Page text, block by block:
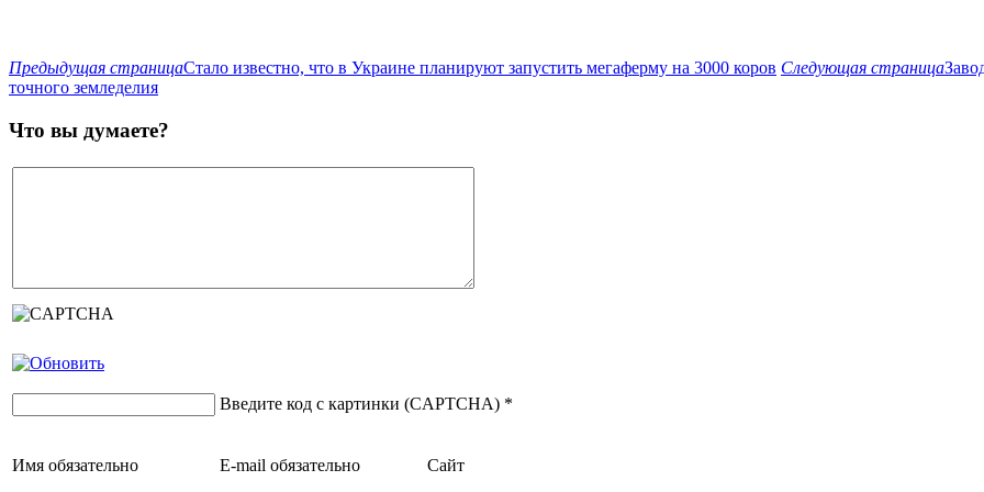
Предыдущая страницаСтало известно, что в Украине планируют запустить мегаферму на 3000 коров Следующая страница
точного земледелия
Что вы думаете?
Введите код с картинки (CAPTCHA) *
Имя обязательно E-mail обязательно Сайт